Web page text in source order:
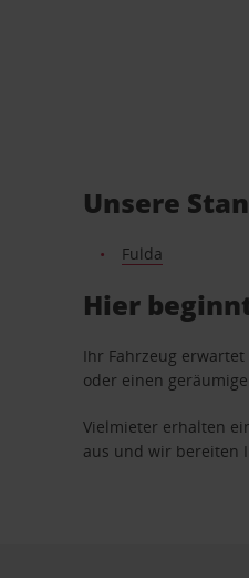
Unsere
Fulda
Hier
Ihr Fahrzeug
oder einen
Vielmieter erhalten
aus und wir bereiten